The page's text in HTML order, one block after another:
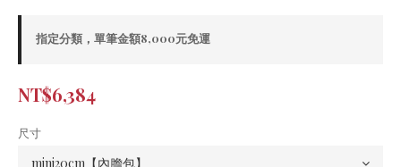
指定分類，單筆金額8,000元免運
NT$6,384
尺寸